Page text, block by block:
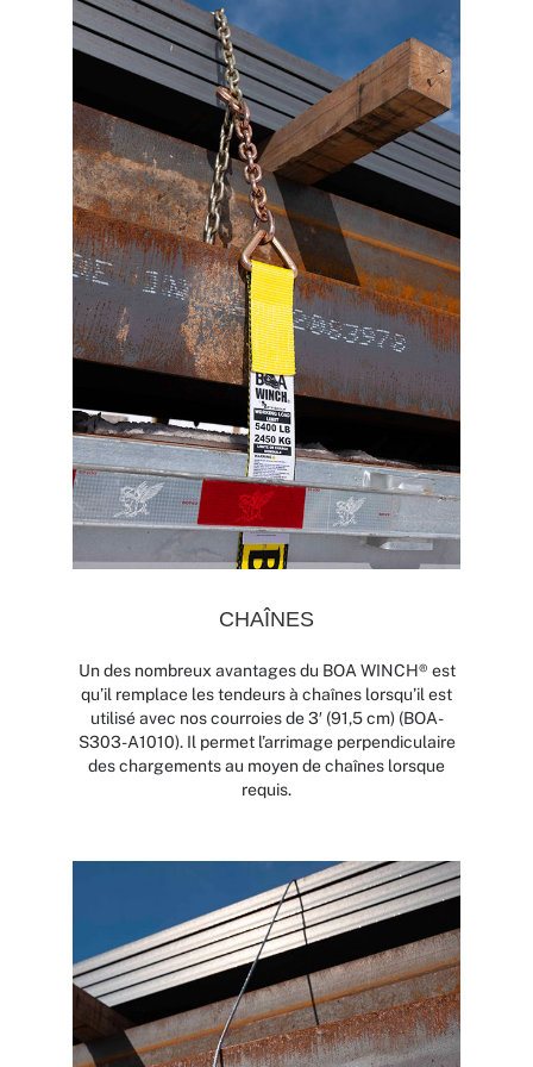
CHAÎNES
Un des nombreux avantages du BOA WINCH® est
qu’il remplace les tendeurs à chaînes lorsqu’il est
utilisé avec nos courroies de 3′ (91,5 cm) (BOA-
S303-A1010). Il permet l’arrimage perpendiculaire
des chargements au moyen de chaînes lorsque
requis.